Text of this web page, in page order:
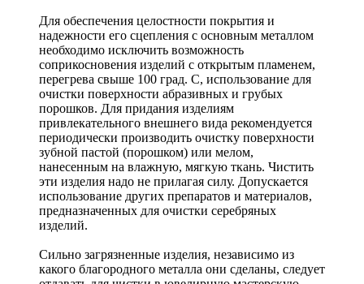
Для обеспечения целостности покрытия и
надежности его сцепления с основным металлом
необходимо исключить возможность
соприкосновения изделий с открытым пламенем,
перегрева свыше 100 град. С, использование для
очистки поверхности абразивных и грубых
порошков. Для придания изделиям
привлекательного внешнего вида рекомендуется
периодически производить очистку поверхности
зубной пастой (порошком) или мелом,
нанесенным на влажную, мягкую ткань. Чистить
эти изделия надо не прилагая силу. Допускается
использование других препаратов и материалов,
предназначенных для очистки серебряных
изделий.
Сильно загрязненные изделия, независимо из
какого благородного металла они сделаны, следует